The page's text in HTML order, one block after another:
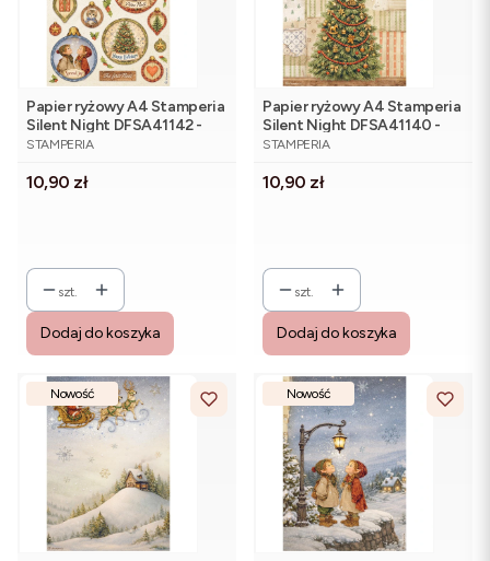
Papier ryżowy A4 Stamperia
Silent Night DFSA41142 -
bomki
PRODUCENT
STAMPERIA
Cena
10,90 zł
szt.
Dodaj do koszyka
Papier ryżowy A4 Stamperia
Silent Night DFSA41140 -
choinka, świąteczne
PRODUCENT
STAMPERIA
Cena
10,90 zł
szt.
Dodaj do koszyka
Nowość Nowość